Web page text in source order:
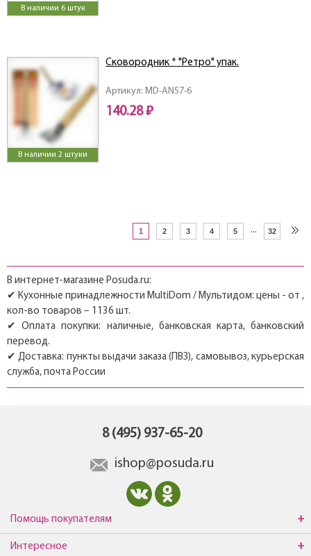
В наличии 6 штук
В наличии 2 штуки
Артикул: MD-AN57-6
Сковородник * "Ретро" упак.
140.28 ₽
1 2 3 4 5 ... 32
В интернет-магазине Posuda.ru:
✔ Кухонные принадлежности MultiDom / Мультидом: цены - от ,
кол-во товаров – 1136 шт.
✔ Оплата покупки: наличные, банковская карта, банковский
перевод.
✔ Доставка: пункты выдачи заказа (ПВЗ), самовывоз, курьерская
служба, почта России
8 (495) 937-65-20
ishop@posuda.ru
Помощь покупателям
Интересное